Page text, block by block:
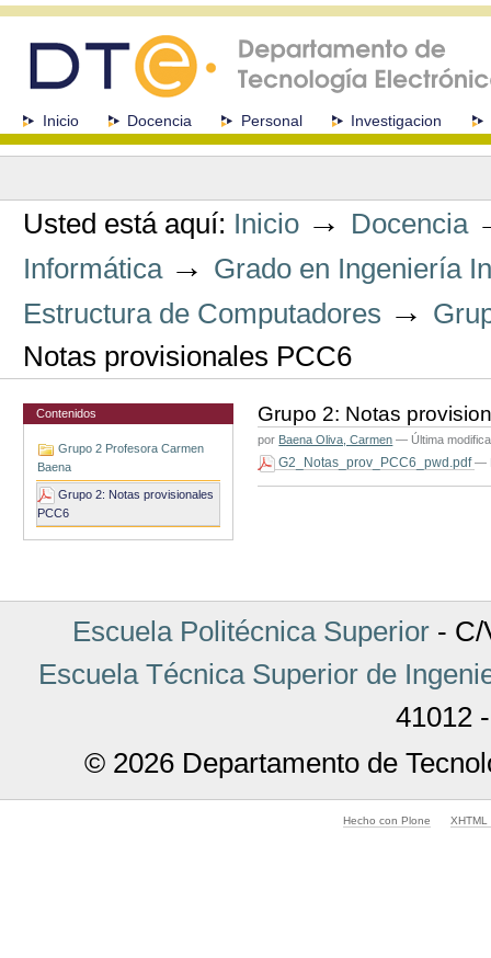
navegación
SeccionesInicio Docencia Personal Investigacion
Herramientas
Usted está aquí: Inicio → Docencia
Informática → Grado en Ingeniería
Estructura de Computadores →
Notas provisionales PCC6
Contenidos
Grupo 2 Profesora Carmen
Baena
Grupo 2: Notas provisionales
PCC6
Grupo 2: Notas
por Baena Oliva, Carmen — Última
G2_Notas_prov_PCC6_pwd.pdf—
Escuela Politécnica Superior- C/
Escuela Técnica Superior de
41012
© 2026 Departamento de
Hecho con Plone XHTML